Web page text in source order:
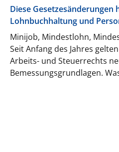
Diese Gesetzesänderungen
Lohnbuchhaltung und
Minijob, Mindestlohn,
Seit Anfang des Jahres
Arbeits- und Steuerrechts
Bemessungsgrundlagen.